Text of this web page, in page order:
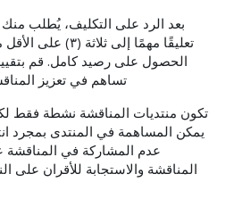
بعد الرد على التكليف، يُطلب
تعليقًا مهمًا إلى
الحصول على رصيد كامل. قم
تساهم في تعزيز
تكون منتديات المناقشة نشطة فقط
يمكن المساهمة في المنتدى بمجرد
عدم المشاركة في
المناقشة والاستجابة للأقران